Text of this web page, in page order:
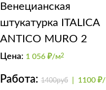
Венецианская
штукатурка ITALICA
ANTICO MURO 2
Цена: 1 056 ₽/м2
Работа: 1400руб 1100 ₽/